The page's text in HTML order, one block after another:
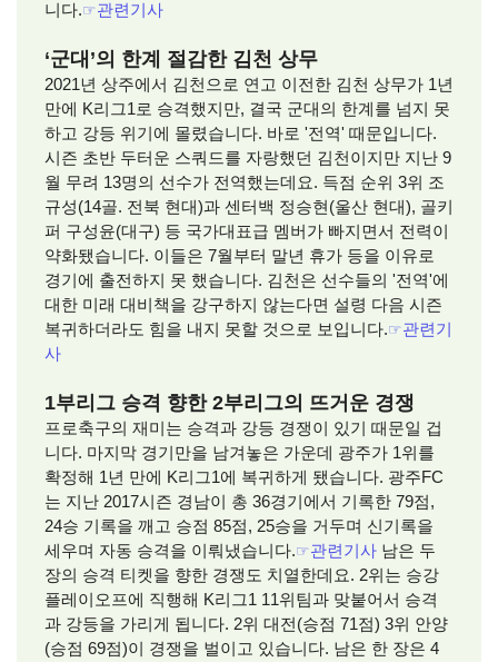
니다.☞관련기사
‘군대’의 한계 절감한 김천 상무
2021년 상주에서 김천으로 연고 이전한 김천 상무가 1년
만에 K리그1로 승격했지만, 결국 군대의 한계를 넘지 못
하고 강등 위기에 몰렸습니다. 바로 '전역' 때문입니다.
시즌 초반 두터운 스쿼드를 자랑했던 김천이지만 지난 9
월 무려 13명의 선수가 전역했는데요. 득점 순위 3위 조
규성(14골. 전북 현대)과 센터백 정승현(울산 현대), 골키
퍼 구성윤(대구) 등 국가대표급 멤버가 빠지면서 전력이
약화됐습니다. 이들은 7월부터 말년 휴가 등을 이유로
경기에 출전하지 못 했습니다. 김천은 선수들의 '전역'에
대한 미래 대비책을 강구하지 않는다면 설령 다음 시즌
복귀하더라도 힘을 내지 못할 것으로 보입니다.☞관련기
사
1부리그 승격 향한 2부리그의 뜨거운 경쟁
프로축구의 재미는 승격과 강등 경쟁이 있기 때문일 겁
니다. 마지막 경기만을 남겨놓은 가운데 광주가 1위를
확정해 1년 만에 K리그1에 복귀하게 됐습니다. 광주FC
는 지난 2017시즌 경남이 총 36경기에서 기록한 79점,
24승 기록을 깨고 승점 85점, 25승을 거두며 신기록을
세우며 자동 승격을 이뤄냈습니다.☞관련기사 남은 두
장의 승격 티켓을 향한 경쟁도 치열한데요. 2위는 승강
플레이오프에 직행해 K리그1 11위팀과 맞붙어서 승격
과 강등을 가리게 됩니다. 2위 대전(승점 71점) 3위 안양
(승점 69점)이 경쟁을 벌이고 있습니다. 남은 한 장은 4